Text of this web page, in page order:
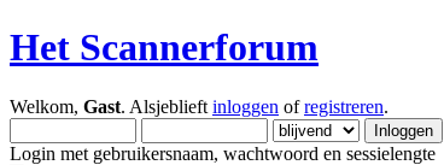
Het Scannerforum
Welkom, Gast. Alsjeblieft inloggen ofregistreren.
Login met gebruikersnaam, wachtwoord en sessielengte